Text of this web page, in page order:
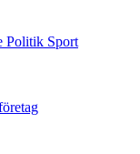
Politik Sport